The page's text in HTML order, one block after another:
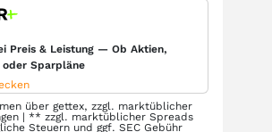
Preis & Leistung — Ob Aktien,
oder Sparpläne
über gettex, zzgl. marktüblicher
| ** zzgl. marktüblicher Spreads
Steuern und ggf. SEC Gebühr